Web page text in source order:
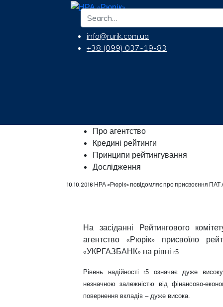
info@rurik.com.ua
+38 (099) 037-19-83
Про агентство
Кредині рейтинги
Принципи рейтингування
Дослідження
10.10.2016 НРА «Рюрік» повідомляє про присвоєння
На засіданні Рейтингового
агентство «Рюрік» присвоїло
«УКРГАЗБАНК» на рівні r5
Рівень надійностіr5 означає дуже
незначною залежністю від фінансово-
повернення вкладів – дуже висока.